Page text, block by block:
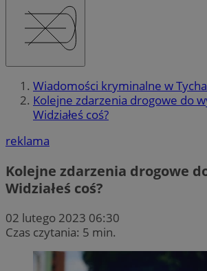
Wiadomości kryminalne w
Kolejne zdarzenia drogowe do
Widziałeś coś?
reklama
Kolejne zdarzenia drogowe
Widziałeś coś?
02 lutego 2023 06:30
Czas czytania: 5 min.